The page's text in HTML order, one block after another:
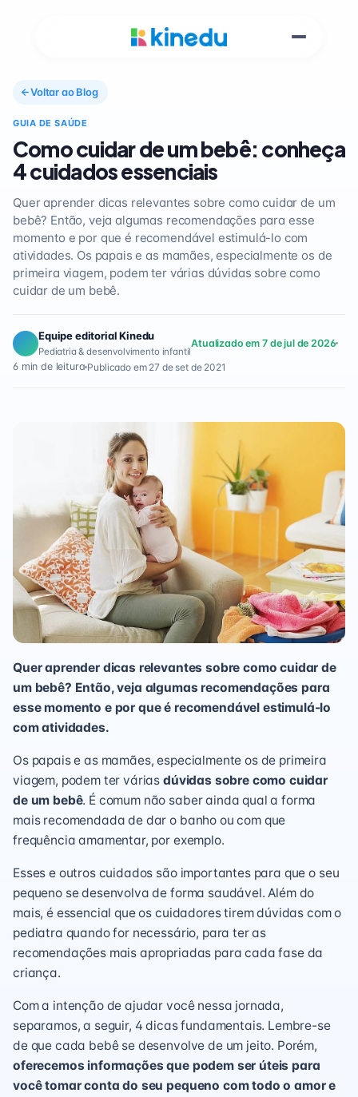
Voltar ao Blog
GUIA DE SAÚDE
Como cuidar de um bebê: conheça
4 cuidados essenciais
Quer aprender dicas relevantes sobre como cuidar de um
bebê? Então, veja algumas recomendações para esse
momento e por que é recomendável estimulá-lo com
atividades. Os papais e as mamães, especialmente os de
primeira viagem, podem ter várias dúvidas sobre como
cuidar de um bebê.
Equipe editorial Kinedu
Pediatria & desenvolvimento infantil
Atualizado em 7 de jul de 2026
6 min de leitura Publicado em 27 de set de 2021
Quer aprender dicas relevantes sobre como cuidar de
um bebê? Então, veja algumas recomendações para
esse momento e por que é recomendável estimulá-lo
com atividades.
Os papais e as mamães, especialmente os de primeira
viagem, podem ter várias dúvidas sobre como cuidar
de um bebê. É comum não saber ainda qual a forma
mais recomendada de dar o banho ou com que
frequência amamentar, por exemplo.
Esses e outros cuidados são importantes para que o seu
pequeno se desenvolva de forma saudável. Além do
mais, é essencial que os cuidadores tirem dúvidas com o
pediatra quando for necessário, para ter as
recomendações mais apropriadas para cada fase da
criança.
Com a intenção de ajudar você nessa jornada,
separamos, a seguir, 4 dicas fundamentais. Lembre-se
de que cada bebê se desenvolve de um jeito. Porém,
oferecemos informações que podem ser úteis para
você tomar conta do seu pequeno com todo o amor e